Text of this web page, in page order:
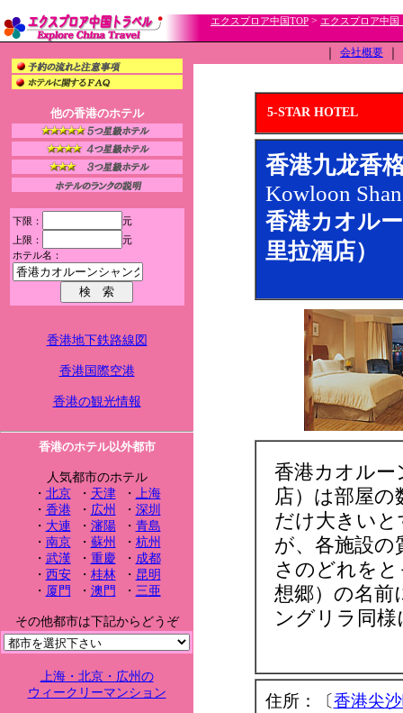
エクスプロア中国TOP > エクスプロア中国
他の香港のホテル
下限：
元
上限：
元
ホテル名：
香港地下鉄路線図
香港国際空港
香港の観光情報
香港のホテル以外都市
人気都市のホテル
・ 北京・ 天津・ 上海
・ 香港・ 広州 ・ 深圳
・ 大連 ・ 瀋陽・ 青島
・ 南京・ 蘇州 ・ 杭州
・ 武漢 ・ 重慶 ・ 成都
・ 西安・ 桂林・ 昆明
・ 厦門 ・ 澳門 ・ 三亜
その他都市は下記からどうぞ
上海・北京・広州の
ウィークリーマンション
会社概要
5-STAR HOTEL
香港九龙香
Kowloon
香港カオル
里拉酒店）
香港カオルー
店）は部屋の
だけ大きい
が、各施設
さのどれを
想郷）の名
ングリラ同
住所：〔香港尖